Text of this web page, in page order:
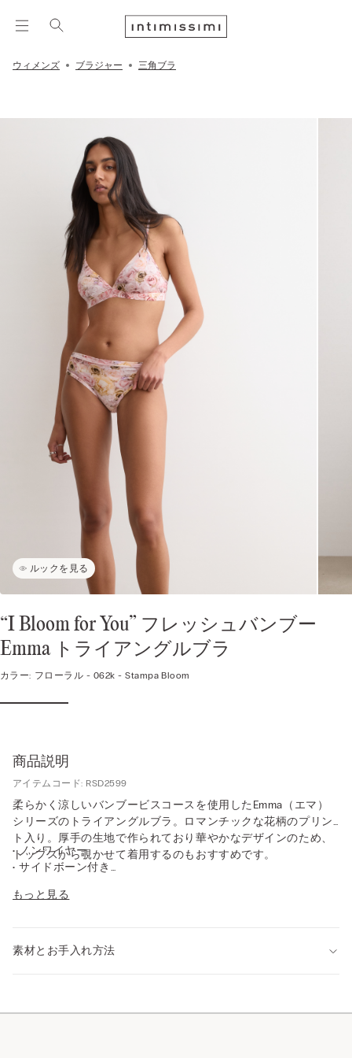
ウィメンズ ブラジャー 三角ブラ
ルックを見る
“I Bloom for You” フレッシュバンブー
Emma トライアングルブラ
カラー: フローラル - 062k - Stampa Bloom
商品説明
アイテムコード: RSD2599
柔らかく涼しいバンブービスコースを使用したEmma（エマ）
シリーズのトライアングルブラ。ロマンチックな花柄のプリン
ト入り。厚手の生地で作られており華やかなデザインのため、
トップスから覗かせて着用するのもおすすめです。
• ノンワイヤー
• サイドボーン付き
• サイドベルトはバンブービスコース素材
• 自然なバストを演出
もっと見る
素材とお手入れ方法